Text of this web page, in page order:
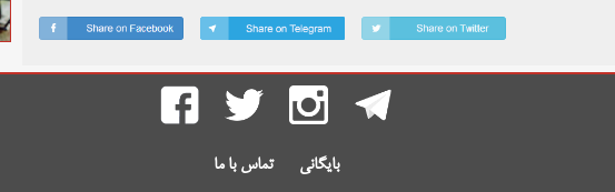
بایگانی تماس با ما